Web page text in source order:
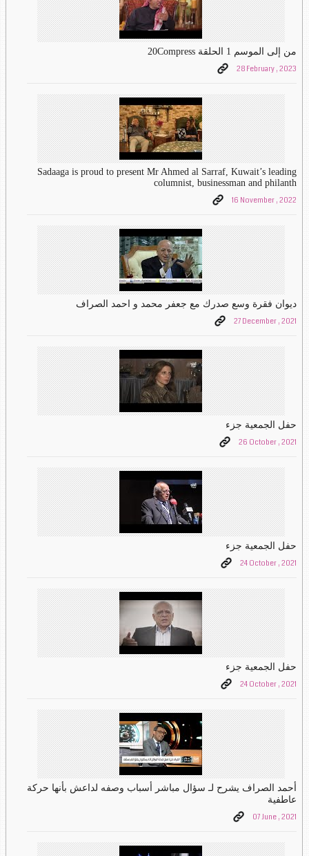
من إلى الموسم 1 الحلقة 20Compress
28 February , 2023
Sadaaga is proud to present Mr Ahmed al Sarraf, Kuwait’s leading
columnist, businessman and philanth
16 November , 2022
ديوان فقرة وسع صدرك مع جعفر محمد و احمد الصراف
27 December , 2021
حفل الجمعية جزء
26 October , 2021
حفل الجمعية جزء
24 October , 2021
حفل الجمعية جزء
24 October , 2021
أحمد الصراف يشرح لـ سؤال مباشر أسباب وصفه لداعش بأنها حركة
عاطفية
07 June , 2021